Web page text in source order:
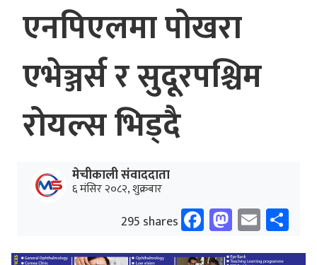
एनपिएलमा पोखरा
एभेञ्जर्स र सुदूरपश्चिम
रोयल्स भिड्दै
मेचीकाली संवाददाता
६ मंसिर २०८२, शुक्रबार
295 shares Facebook
Email